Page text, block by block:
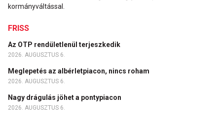
kormányváltással.
FRISS
Az OTP rendületlenül terjeszkedik
2026. AUGUSZTUS 6.
Meglepetés az albérletpiacon, nincs roham
2026. AUGUSZTUS 6.
Nagy drágulás jöhet a pontypiacon
2026. AUGUSZTUS 6.